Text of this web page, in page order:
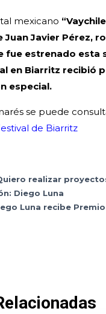
mexicano
Juan Javier Pérez,
fue estrenado esta
en Biarritz recibió
especial.
se puede
de Biarritz
realizar
Diego Luna
Luna recibe